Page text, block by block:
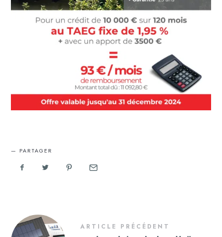
PARTAGER
ARTICLE PRÉCÉDENT